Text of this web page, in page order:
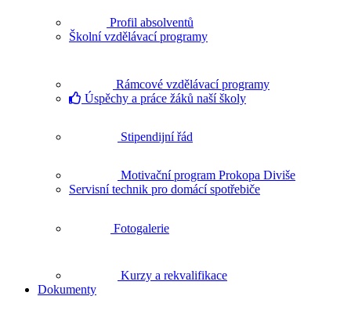
Profil absolventů
Školní vzdělávací programy
Rámcové vzdělávací programy
Úspěchy a práce žáků naší školy
Stipendijní řád
Motivační program Prokopa Diviše
Servisní technik pro domácí spotřebiče
Fotogalerie
Kurzy a rekvalifikace
Dokumenty